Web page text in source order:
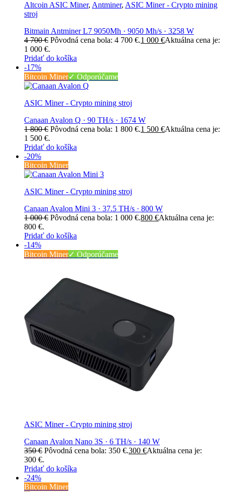
Altcoin ASIC Miner, Antminer, ASIC Miner - Crypto mining
stroj
Bitmain Antminer L7 9050Mh · 9050 Mh/s · 3258 W
4 700€ Pôvodná cena bola: 4 700 €.1 000 €Aktuálna cena je:
1 000 €.
Pridať do košíka
-17%
Bitcoin Miner✓ Odporúčame
ASIC Miner - Crypto mining stroj
Canaan Avalon Q · 90 TH/s · 1674 W
1 800€ Pôvodná cena bola: 1 800 €.1 500 €Aktuálna cena je:
1 500 €.
Pridať do košíka
-20%
Bitcoin Miner
ASIC Miner - Crypto mining stroj
Canaan Avalon Mini 3 · 37.5 TH/s · 800 W
1 000€ Pôvodná cena bola: 1 000 €.800 €Aktuálna cena je:
800 €.
Pridať do košíka
-14%
Bitcoin Miner✓ Odporúčame
ASIC Miner - Crypto mining stroj
Canaan Avalon Nano 3S · 6 TH/s · 140 W
350€ Pôvodná cena bola: 350 €.300 €Aktuálna cena je:
300 €.
Pridať do košíka
-24%
Bitcoin Miner